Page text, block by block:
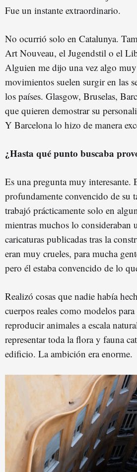
Fue un instante extraordinario.
No ocurrió solo en Catalunya.
Art Nouveau, el Jugendstil o el
Alguien me dijo una vez algo muy
movimientos suelen surgir en las
los países. Glasgow, Bruselas,
que quieren demostrar su
Y Barcelona lo hizo de manera
¿Hasta qué punto buscaba
Es una pregunta muy interesante.
profundamente convencido de su
trabajó prácticamente solo en
mientras muchos lo consideraban
caricaturas publicadas tras la
eran muy crueles, para mucha
pero él estaba convencido de lo
Realizó cosas que nadie había
cuerpos reales como modelos para
reproducir animales a escala
representar toda la flora y fauna
edificio. La ambición era enorme.